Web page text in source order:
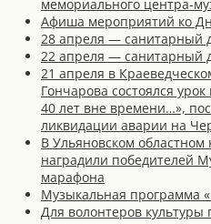
мемориального центра-
Афиша мероприятий ко
28 апреля — санитарный
22 апреля — санитарный
21 апреля в
Гончарова состоялся
40 лет вне времени…»,
ликвидации аварии на
В Ульяновском областном
наградили победителей
марафона
Музыкальная программа
Для волонтеров